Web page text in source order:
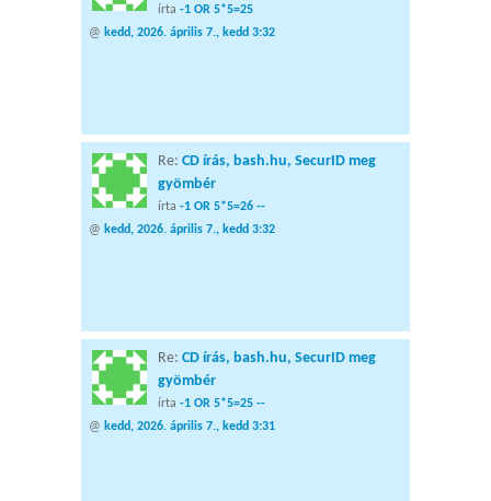
írta -1 OR 5*5=25
@ kedd, 2026. április 7., kedd 3:32
Re: CD írás, bash.hu, SecurID meg
gyömbér
írta -1 OR 5*5=26 --
@ kedd, 2026. április 7., kedd 3:32
Re: CD írás, bash.hu, SecurID meg
gyömbér
írta -1 OR 5*5=25 --
@ kedd, 2026. április 7., kedd 3:31